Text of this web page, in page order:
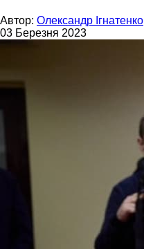
Автор: Олександр Ігнатенко
03 Березня 2023